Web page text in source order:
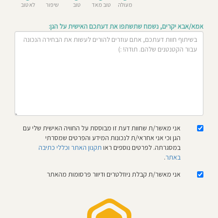
מעולה טוב מאד טוב
שיפור
לא טוב
אמא/אבא יקרים, נשמח שתשתפו את דעתכם האישית על הגן:
אני מאשר/ת שחוות דעת זו מבוססת על החוויה האישית שלי עם
הגן וכי אני אחראי/ת לנכונות המידע והפרטים שמסרתי
במסגרתה. לפרטים נוספים ראו תקנון האתר וכללי כתיבה
באתר.
אני מאשר/ת קבלת ניוזלטרים ודיוור פרסומות מהאתר